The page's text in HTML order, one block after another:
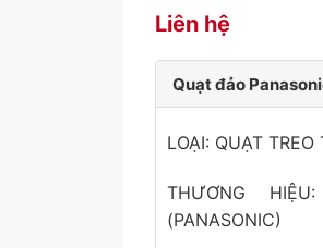
Liên hệ
Quạt đảo
LOẠI: QUẠT TREO
THƯƠNG
(PANASONIC)